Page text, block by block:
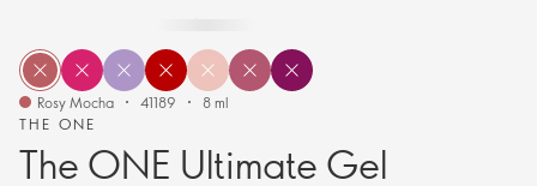
THE ONE
The ONE Ultimate Gel
Rosy Mocha 41189 8 ml